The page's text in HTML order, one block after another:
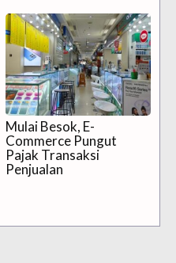
Mulai Besok, E-
Commerce Pungut
Pajak Transaksi
Penjualan